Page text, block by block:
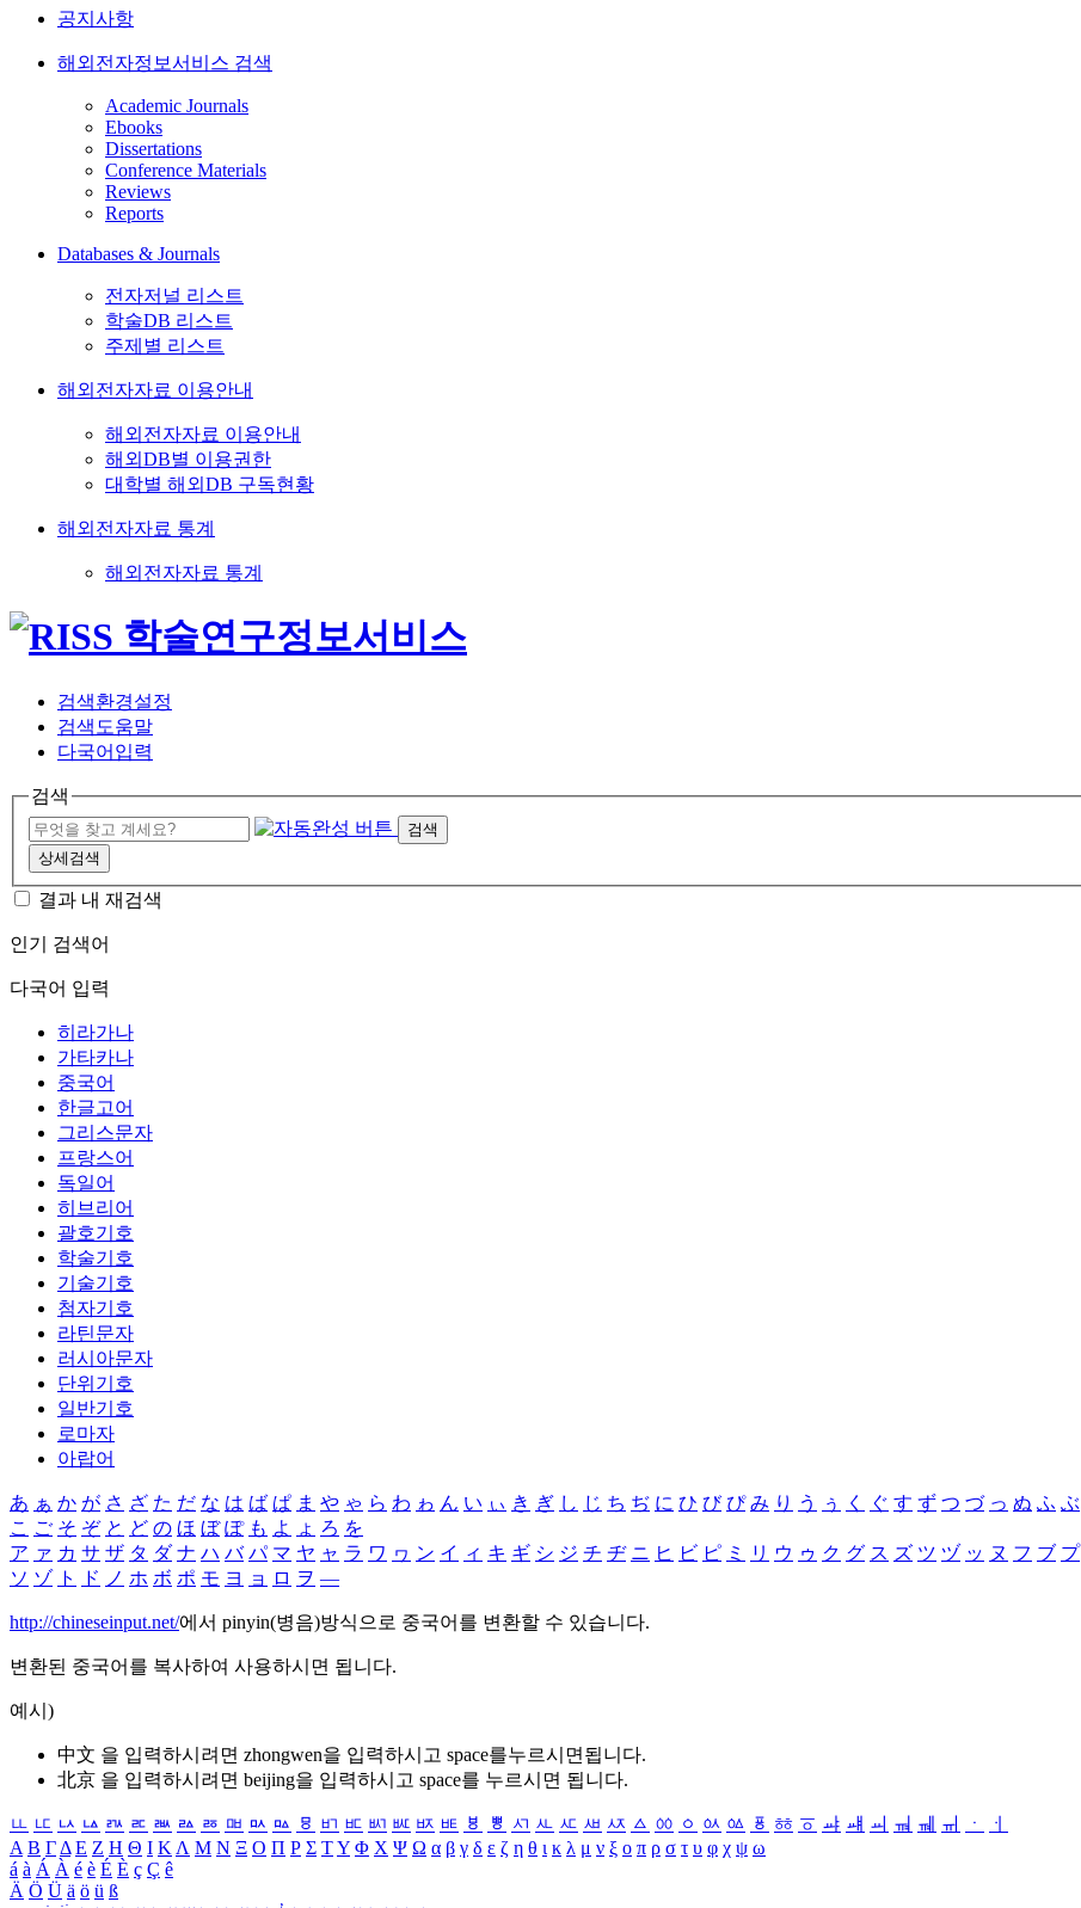
공지사항
해외전자정보서비스 검색
Academic Journals
Ebooks
Dissertations
Conference Materials
Reviews
Reports
Databases & Journals
전자저널 리스트
학술DB 리스트
주제별 리스트
해외전자자료 이용안내
해외전자자료 이용안내
해외DB별 이용권한
대학별 해외DB 구독현황
해외전자자료 통계
해외전자자료 통계
검색환경설정
검색도움말
다국어입력
검색
검색
상세검색
결과 내 재검색
인기 검색어
다국어 입력
히라가나
가타카나
중국어
한글고어
그리스문자
프랑스어
독일어
히브리어
괄호기호
학술기호
기술기호
첨자기호
라틴문자
러시아문자
단위기호
일반기호
로마자
아랍어
あ ぁ か が さ ざ た だ な は ば ぱ ま や ゃ ら わ ゎ ん い ぃ き ぎ し じ ち ぢ に ひ び ぴ み り う ぅ く ぐ す ず つ づ っ ぬ ふ ぶ
こ ご そ ぞ と ど の ほ ぼ ぽ も よ ょ ろ を
ア ァ カ サ ザ タ ダ ナ ハ バ パ マ ヤ ャ ラ ワ ヮ ン イ ィ キ ギ シ ジ チ ヂ ニ ヒ ビ ピ ミ リ ウ ゥ ク グ ス ズ ツ ヅ ッ ヌ フ ブ プ
ソ ゾ ト ド ノ ホ ボ ポ モ ヨ ョ ロ ヲ ―
http://chineseinput.net/에서 pinyin(병음)방식으로 중국어를 변환할 수 있습니다.
변환된 중국어를 복사하여 사용하시면 됩니다.
예시)
中文 을 입력하시려면 zhongwen을 입력하시고 space를누르시면됩니다.
北京 을 입력하시려면 beijing을 입력하시고 space를 누르시면 됩니다.
ㅥ ㅦ ㅧ ㅨ ㅩ ㅪ ㅫ ㅬ ㅭ ㅮ ㅯ ㅰ ㅱ ㅲ ㅳ ㅴ ㅵ ㅶ ㅷ ㅸ ㅹ ㅺ ㅻ ㅼ ㅽ ㅾ ㅿ ㆀ ㆁ ㆂ ㆃ ㆄ ㆅ ㆆ ㆇ ㆈ ㆉ ㆊ ㆋ ㆌ ㆍ
ㆎ
Α Β ΓΔ Ε Ζ Η Θ Ι ΚΛ Μ Ν Ξ Ο Π Ρ Σ ΤΥ Φ Χ Ψ Ω α β γ δ ε ζ η θ ι κ λ μ ν ξ ο π ρ σ τ υ φ χ ψ ω
á à Á À é è É È ç Ç ê
Ä Ö Ü ä ö ü ß